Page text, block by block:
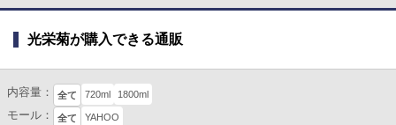
光栄菊が購入できる通販
内容量： 全て 720ml 1800ml
モール： 全て YAHOO